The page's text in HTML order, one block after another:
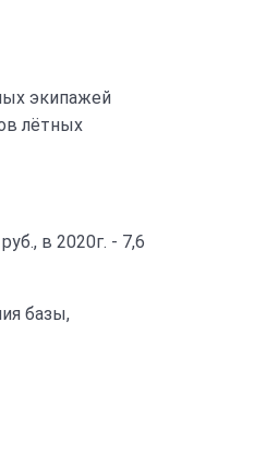
экипажей
лётных
в 2020г. - 7,6
базы,